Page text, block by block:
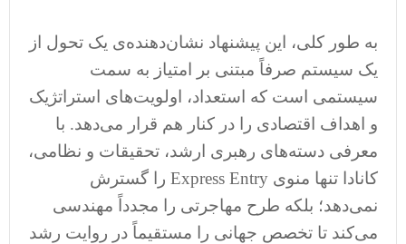
به طور کلی، این پیشنهاد نشان‌دهنده‌ی یک تحول از
یک سیستم صرفاً مبتنی بر امتیاز به سمت
سیستمی است که استعداد، اولویت‌های استراتژیک
و اهداف اقتصادی را در کنار هم قرار می‌دهد. با
معرفی دسته‌های رهبری ارشد، تحقیقات و نظامی،
کانادا تنها منوی Express Entry را گسترش
نمی‌دهد؛ بلکه طرح مهاجرتی را مجدداً مهندسی
می‌کند تا تخصص جهانی را مستقیماً در روایت رشد